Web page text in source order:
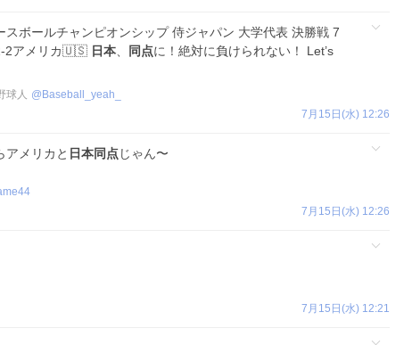
スボールチャンピオンシップ 侍ジャパン 大学代表 決勝戦 7
2アメリカ🇺🇸 日本 同点に！絶対に負けられない！ Let’s
球人 @ Baseball_yeah_
7月15日(水) 12:26
アメリカと 日本同点じゃん〜
7月15日(水) 12:26
7月15日(水) 12:21